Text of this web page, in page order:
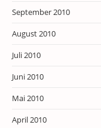
September 2010
August 2010
Juli 2010
Juni 2010
Mai 2010
April 2010